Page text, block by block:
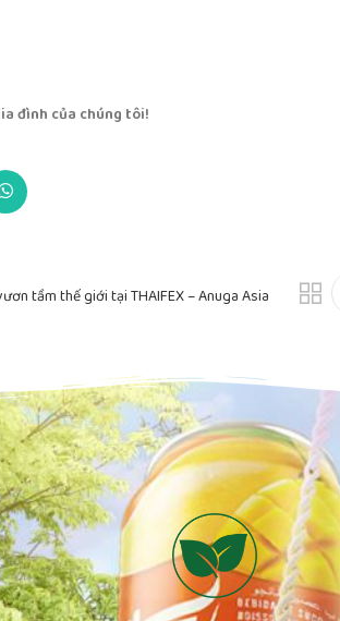
đình của chúng tôi!
tầm thế giới tại THAIFEX – Anuga Asia